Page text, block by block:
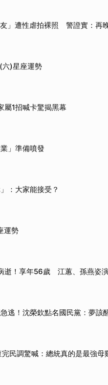
」遭性虐拍裸照 警證實：再
)星座運勢
屬1招喊卡驚揭黑幕
」準備噴發
：大家能接受？
運勢
逝！享年56歲 江蕙、孫燕姿
逃！沈榮欽點名國民黨：夢該
民調驚喊：總統真的是最強母